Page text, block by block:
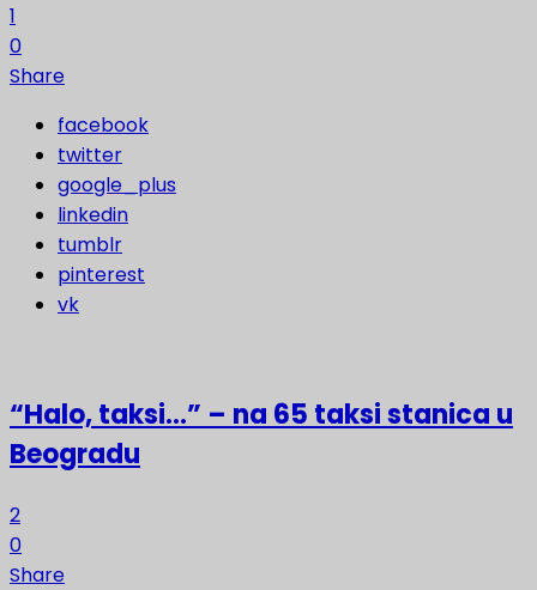
1
0
Share
facebook
twitter
google_plus
linkedin
tumblr
pinterest
vk
“Halo, taksi…” – na 65 taksi stanica u
Beogradu
2
0
Share